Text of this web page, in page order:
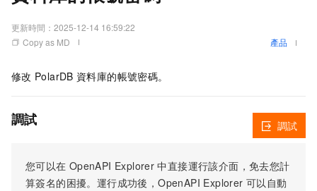
更新時間： 2025-12-14 16:59:22
Copy as MD
產品
修改 PolarDB 資料庫的帳號密碼。
調試
您可以在 OpenAPI Explorer 中直接運行該介面，免去您計
算簽名的困擾。運行成功後，OpenAPI Explorer 可以自動
調試